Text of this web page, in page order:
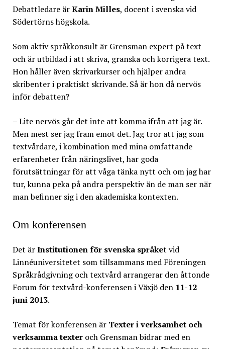
Debattledare ärKarin Milles, docent i svenska vid
Södertörns högskola.
Som aktiv språkkonsult är Grensman expert på text
och är utbildad i att skriva, granska och korrigera text.
Hon håller även skrivarkurser och hjälper andra
skribenter i praktiskt skrivande. Så är hon då nervös
inför debatten?
– Lite nervös går det inte att komma ifrån att jag är.
Men mest ser jag fram emot det. Jag tror att jag som
textvårdare, i kombination med mina omfattande
erfarenheter från näringslivet, har goda
förutsättningar för att våga tänka nytt och om jag har
tur, kunna peka på andra perspektiv än de man ser när
man befinner sig i den akademiska kontexten.
Om konferensen
Det ärInstitutionen för svenska språket vid
Linnéuniversitetet som tillsammans med Föreningen
Språkrådgivning och textvård arrangerar den åttonde
Forum för textvård-konferensen i Växjö den 11-12
juni 2013.
Temat för konferensen är Texter i verksamhet och
verksamma texteroch Grensman bidrar med en